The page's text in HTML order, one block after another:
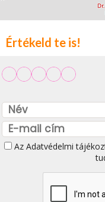
Értékeld te is!
Az Adatvédelmi